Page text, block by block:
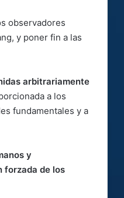
observadores
y poner fin a las
arbitrariamente
a los
fundamentales y a
y
forzada de los